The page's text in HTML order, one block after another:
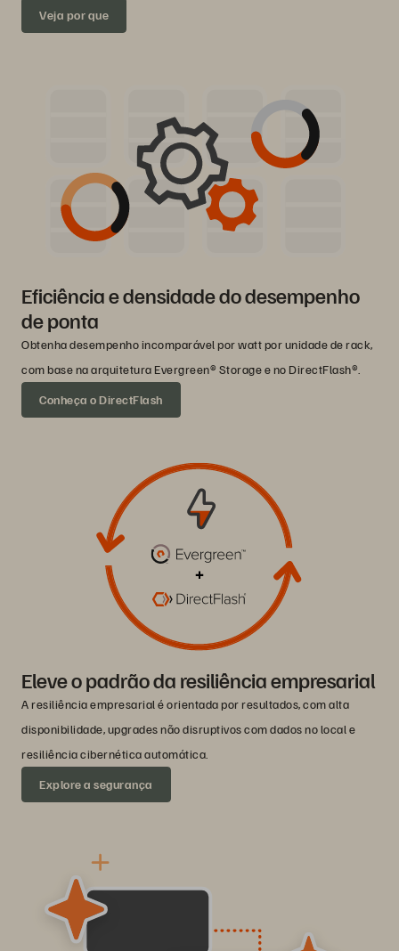
Veja por que
Eficiência e densidade do desempenho
de ponta
Obtenha desempenho incomparável por watt por unidade de rack,
com base na arquitetura Evergreen® Storage e no DirectFlash®.
Conheça o DirectFlash
Eleve o padrão da resiliência empresarial
A resiliência empresarial é orientada por resultados, com alta
disponibilidade, upgrades não disruptivos com dados no local e
resiliência cibernética automática.
Explore a segurança